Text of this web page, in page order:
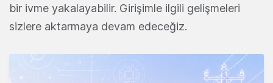
bir ivme yakalayabilir. Girişimle ilgili gelişmeleri
sizlere aktarmaya devam edeceğiz.